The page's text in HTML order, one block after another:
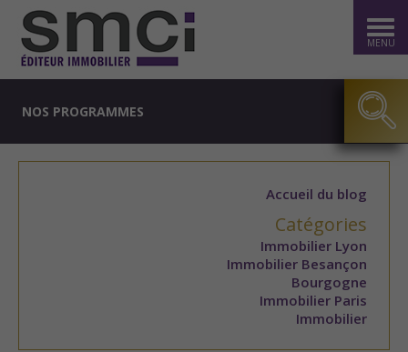
MENU
NOS PROGRAMMES
Accueil du blog
Catégories
Immobilier Lyon
Immobilier Besançon
Bourgogne
Immobilier Paris
Immobilier